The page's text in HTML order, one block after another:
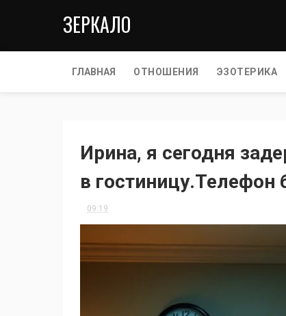
ЗЕРКАЛО
ГЛАВНАЯ ОТНОШЕНИЯ ЭЗОТЕРИКА
Ирина, я сегодня
в гостиницу.Телефон
09:19